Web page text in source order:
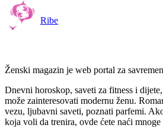
Ribe
Ženski magazin je web portal za
Dnevni horoskop, saveti za fitness i
može zainteresovati modernu ženu.
vezu, ljubavni saveti, poznati parfemi.
koja voli da trenira, ovde ćete naći mnoge